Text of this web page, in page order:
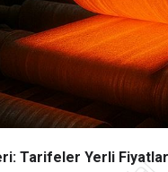
Tarifeler Yerli